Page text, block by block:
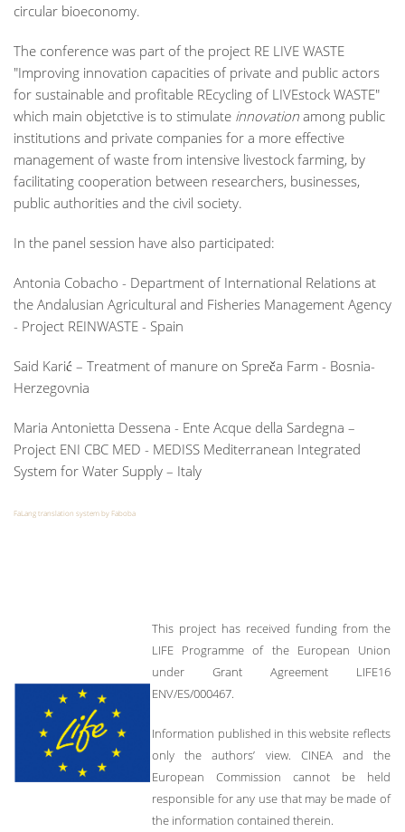
circular bioeconomy.
The conference was part of the project RE LIVE WASTE
"Improving innovation capacities of private and public actors
for sustainable and profitable REcycling of LIVEstock WASTE"
which main objetctive is to stimulate innovation among public
institutions and private companies for a more effective
management of waste from intensive livestock farming, by
facilitating cooperation between researchers, businesses,
public authorities and the civil society.
In the panel session have also participated:
Antonia Cobacho - Department of International Relations at
the Andalusian Agricultural and Fisheries Management Agency
- Project REINWASTE - Spain
Said Karić – Treatment of manure on Spreča Farm - Bosnia-
Herzegovnia
Maria Antonietta Dessena - Ente Acque della Sardegna –
Project ENI CBC MED - MEDISS Mediterranean Integrated
System for Water Supply – Italy
FaLang translation system by Faboba
This project has received funding from the
LIFE Programme of the European Union
under Grant Agreement LIFE16
ENV/ES/000467.
Information published in this website reflects
only the authors’ view. CINEA and the
European Commission cannot be held
responsible for any use that may be made of
the information contained therein.